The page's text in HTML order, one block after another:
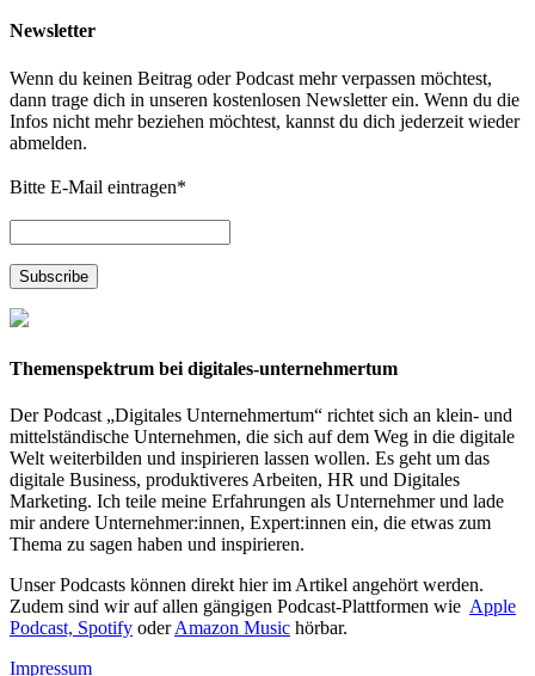
Newsletter
Wenn du keinen Beitrag oder Podcast mehr verpassen möchtest,
dann trage dich in unseren kostenlosen Newsletter ein. Wenn du die
Infos nicht mehr beziehen möchtest, kannst du dich jederzeit wieder
abmelden.
Bitte E-Mail eintragen*
Themenspektrum bei digitales-unternehmertum
Der Podcast „Digitales Unternehmertum“ richtet sich an klein- und
mittelständische Unternehmen, die sich auf dem Weg in die digitale
Welt weiterbilden und inspirieren lassen wollen. Es geht um das
digitale Business, produktiveres Arbeiten, HR und Digitales
Marketing. Ich teile meine Erfahrungen als Unternehmer und lade
mir andere Unternehmer:innen, Expert:innen ein, die etwas zum
Thema zu sagen haben und inspirieren.
Unser Podcasts können direkt hier im Artikel angehört werden.
Zudem sind wir auf allen gängigen Podcast-Plattformen wie Apple
Podcast, Spotify oderAmazon Music hörbar.
Impressum